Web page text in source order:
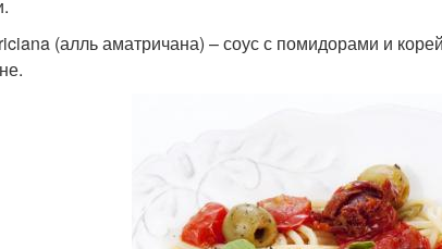
(алль аматричана) – соус с помидорами и